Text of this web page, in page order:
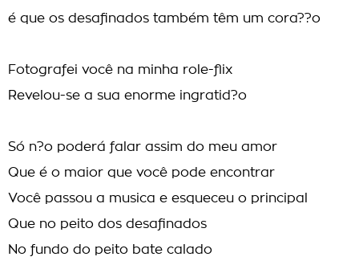
é que os desafinados também têm um cora??o
Fotografei você na minha role-flix
Revelou-se a sua enorme ingratid?o
Só n?o poderá falar assim do meu amor
Que é o maior que você pode encontrar
Você passou a musica e esqueceu o principal
Que no peito dos desafinados
No fundo do peito bate calado